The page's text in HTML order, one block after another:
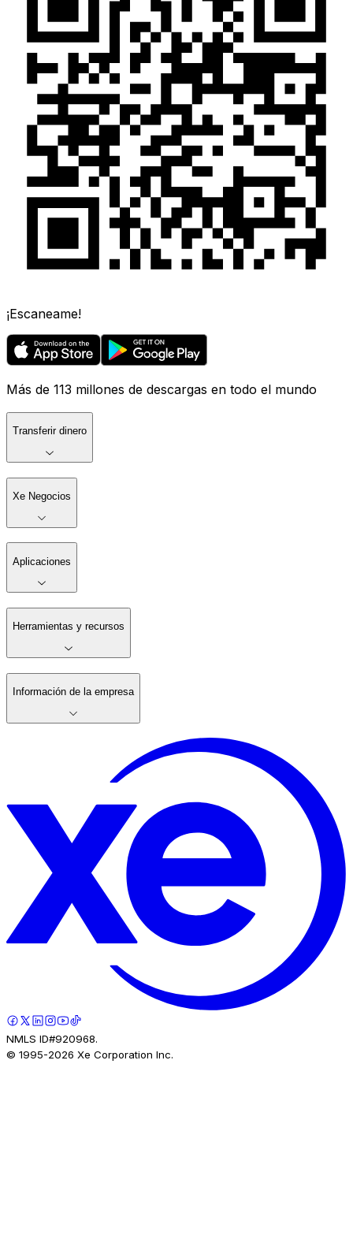
¡Escaneame!
Más de 113 millones de descargas en todo el mundo
Transferir dinero
Xe Negocios
Aplicaciones
Herramientas y recursos
Información de la empresa
NMLS ID#920968.
© 1995-2026 Xe Corporation Inc.